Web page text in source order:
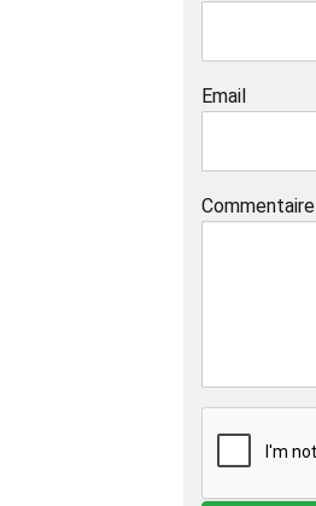
Email
Commentaire